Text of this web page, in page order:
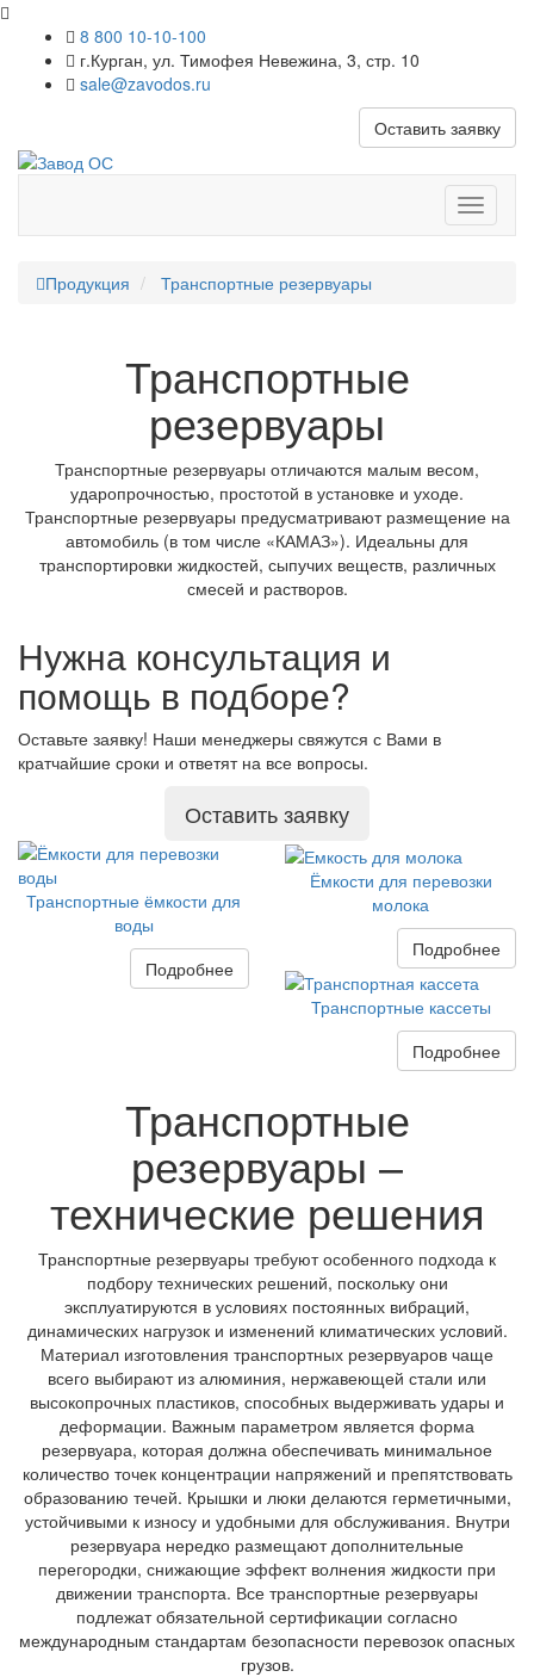
8 800 10-10-100
г.Курган, ул. Тимофея Невежина, 3, стр. 10
sale@zavodos.ru
Оставить заявку
меню
Продукция Транспортные резервуары
Транспортные
резервуары
Транспортные резервуары отличаются малым весом,
ударопрочностью, простотой в установке и уходе.
Транспортные резервуары предусматривают размещение на
автомобиль (в том числе «КАМАЗ»). Идеальны для
транспортировки жидкостей, сыпучих веществ, различных
смесей и растворов.
Нужна консультация и
помощь в подборе?
Оставьте заявку! Наши менеджеры свяжутся с Вами в
кратчайшие сроки и ответят на все вопросы.
Оставить заявку
Транспортные ёмкости для
воды
Подробнее
Ёмкости для перевозки
молока
Подробнее
Транспортные кассеты
Подробнее
Транспортные
резервуары –
технические решения
Транспортные резервуары требуют особенного подхода к
подбору технических решений, поскольку они
эксплуатируются в условиях постоянных вибраций,
динамических нагрузок и изменений климатических условий.
Материал изготовления транспортных резервуаров чаще
всего выбирают из алюминия, нержавеющей стали или
высокопрочных пластиков, способных выдерживать удары и
деформации. Важным параметром является форма
резервуара, которая должна обеспечивать минимальное
количество точек концентрации напряжений и препятствовать
образованию течей. Крышки и люки делаются герметичными,
устойчивыми к износу и удобными для обслуживания. Внутри
резервуара нередко размещают дополнительные
перегородки, снижающие эффект волнения жидкости при
движении транспорта. Все транспортные резервуары
подлежат обязательной сертификации согласно
международным стандартам безопасности перевозок опасных
грузов.